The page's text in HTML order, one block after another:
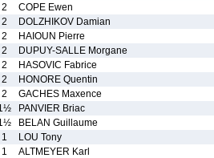
2
COPE Ewen
2
DOLZHIKOV Damian
2
HAIOUN Pierre
2
DUPUY-SALLE Morgane
2
HASOVIC Fabrice
2
HONORE Quentin
2
GACHES Maxence
PANVIER Briac
BELAN Guillaume
1
LOU Tony
1
ALTMEYER Karl